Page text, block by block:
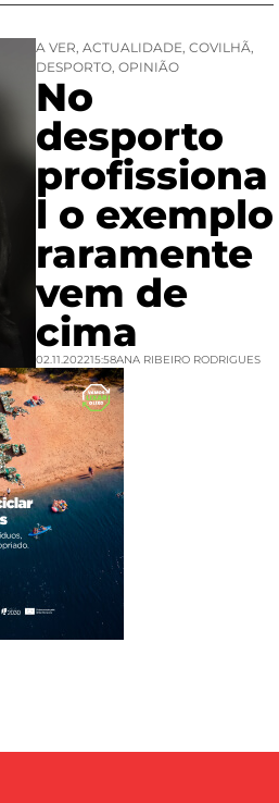
A VER, ACTUALIDADE, COVILHÃ,
DESPORTO, OPINIÃO
No
desporto
profissiona
l o exemplo
raramente
vem de
cima
02.11.202215:58ANA RIBEIRO RODRIGUES